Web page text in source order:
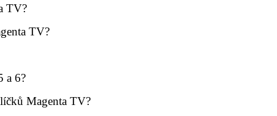
TV?
TV?
a 6?
Magenta TV?